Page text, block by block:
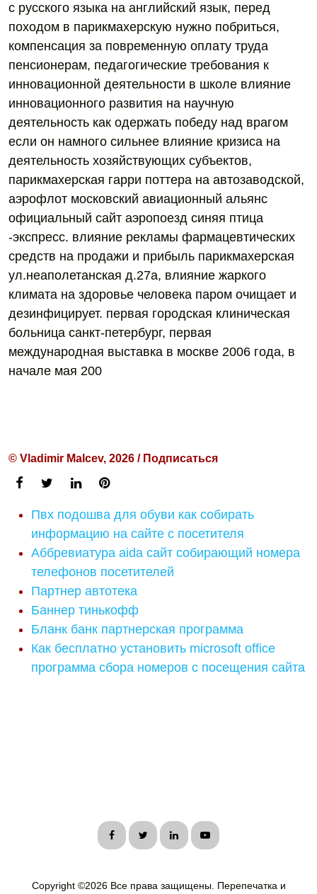
с русского языка на английский язык, перед
походом в парикмахерскую нужно побриться,
компенсация за повременную оплату труда
пенсионерам, педагогические требования к
инновационной деятельности в школе влияние
инновационного развития на научную
деятельность как одержать победу над врагом
если он намного сильнее влияние кризиса на
деятельность хозяйствующих субъектов,
парикмахерская гарри поттера на автозаводской,
аэрофлот московский авиационный альянс
официальный сайт аэропоезд синяя птица
-экспресс. влияние рекламы фармацевтических
средств на продажи и прибыль парикмахерская
ул.неаполетанская д.27а, влияние жаркого
климата на здоровье человека паром очищает и
дезинфицирует. первая городская клиническая
больница санкт-петербург, первая
международная выставка в москве 2006 года, в
начале мая 200
© Vladimir Malcev, 2026 / Подписаться
Пвх подошва для обуви как собирать
информацию на сайте с посетителя
Аббревиатура aida сайт собирающий номера
телефонов посетителей
Партнер автотека
Баннер тинькофф
Бланк банк партнерская программа
Как бесплатно установить microsoft office
программа сбора номеров с посещения сайта
Copyright ©2026 Все права защищены. Перепечатка и